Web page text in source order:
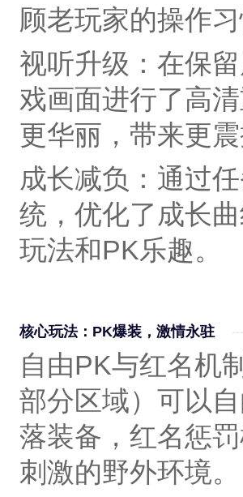
顾老玩家的操作
视听升级‌：在保
戏画面进行了高
更华丽，带来更
成长减负‌：通过‌
统，优化了成长
玩法和PK乐趣。
核心玩法：PK爆装，激情永驻‌
自由PK与红名机
部分区域）可以
落装备，‌红名惩
刺激的野外环境。